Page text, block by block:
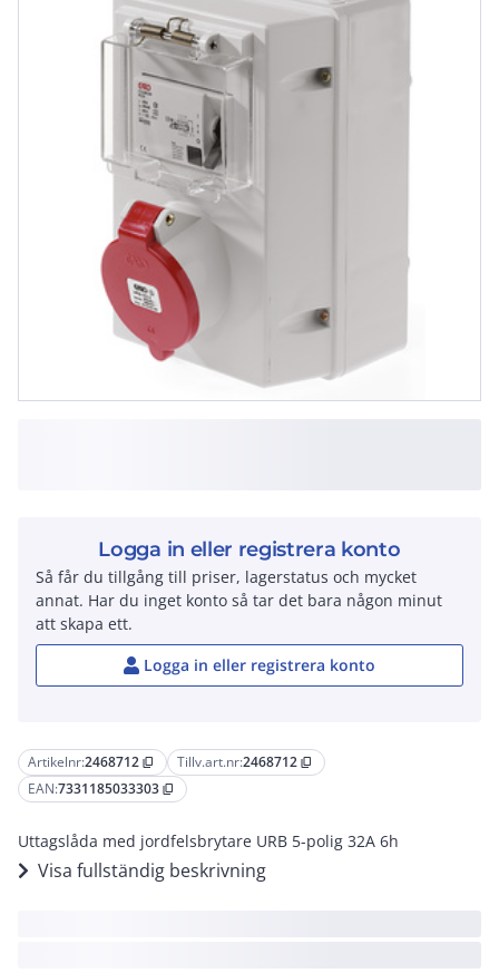
Artikelnr:2468712 content_copy Tillv.art.nr:2468712 content_copy
EAN:7331185033303 content_copy
Uttagslåda med jordfelsbrytare URB 5-polig 32A 6h
Visa fullständig beskrivning
Logga in eller registrera konto
Så får du tillgång till priser, lagerstatus och mycket
annat. Har du inget konto så tar det bara någon minut
att skapa ett.
Logga in eller registrera konto